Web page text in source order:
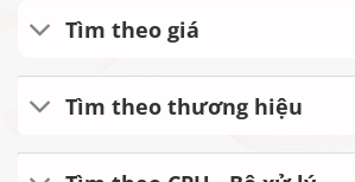
Tìm theo giá
Tìm theo thương hiệu